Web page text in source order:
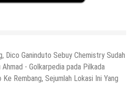
Dico Ganinduto Sebuy Chemistry Sudah
- Golkarpedia pada Pilkada
Rembang, Sejumlah Lokasi Ini Yang